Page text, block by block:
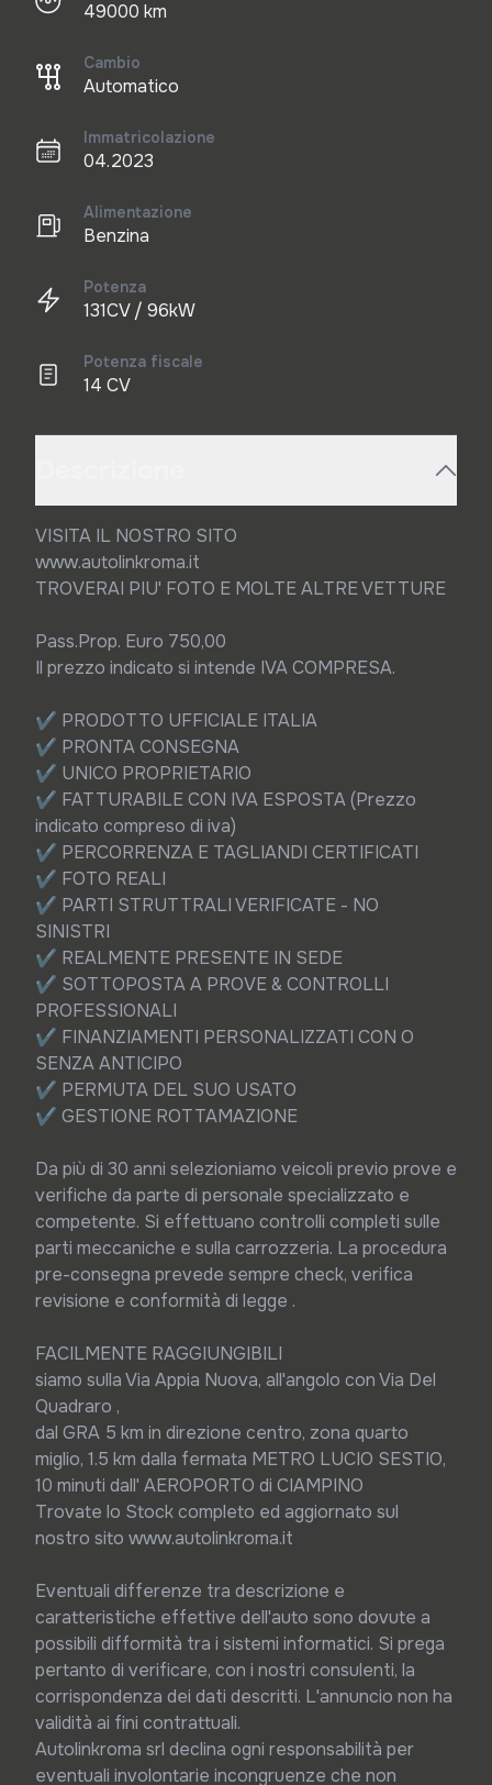
49000 km
Cambio
Automatico
Immatricolazione
04.2023
Alimentazione
Benzina
Potenza
131CV / 96kW
Potenza fiscale
14 CV
VISITA IL NOSTRO SITO
www.autolinkroma.it
TROVERAI PIU' FOTO E MOLTE ALTRE VETTURE
Pass.Prop. Euro 750,00
Il prezzo indicato si intende IVA COMPRESA.
✔ PRODOTTO UFFICIALE ITALIA
✔ PRONTA CONSEGNA
✔ UNICO PROPRIETARIO
✔ FATTURABILE CON IVA ESPOSTA (Prezzo
indicato compreso di iva)
✔ PERCORRENZA E TAGLIANDI CERTIFICATI
✔ FOTO REALI
✔ PARTI STRUTTRALI VERIFICATE - NO
SINISTRI
✔ REALMENTE PRESENTE IN SEDE
✔ SOTTOPOSTA A PROVE & CONTROLLI
PROFESSIONALI
✔ FINANZIAMENTI PERSONALIZZATI CON O
SENZA ANTICIPO
✔ PERMUTA DEL SUO USATO
✔ GESTIONE ROTTAMAZIONE
Da più di 30 anni selezioniamo veicoli previo prove e
verifiche da parte di personale specializzato e
competente. Si effettuano controlli completi sulle
parti meccaniche e sulla carrozzeria. La procedura
pre-consegna prevede sempre check, verifica
revisione e conformità di legge .
FACILMENTE RAGGIUNGIBILI
siamo sulla Via Appia Nuova, all'angolo con Via Del
Quadraro ,
dal GRA 5 km in direzione centro, zona quarto
miglio, 1.5 km dalla fermata METRO LUCIO SESTIO,
10 minuti dall' AEROPORTO di CIAMPINO
Trovate lo Stock completo ed aggiornato sul
nostro sito www.autolinkroma.it
Eventuali differenze tra descrizione e
caratteristiche effettive dell'auto sono dovute a
possibili difformità tra i sistemi informatici. Si prega
pertanto di verificare, con i nostri consulenti, la
corrispondenza dei dati descritti. L'annuncio non ha
validità ai fini contrattuali.
Autolinkroma srl declina ogni responsabilità per
eventuali involontarie incongruenze che non